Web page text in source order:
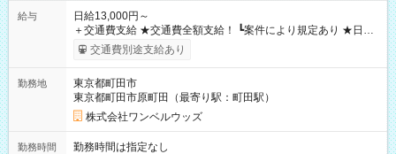
給与
日給13,000円～
＋交通費支給 ★交通費全額支給！ ┗案件により規定あり ★日払
いOK！（規定あり） ┗働いたその日に現金GET♪ お仕事後はコ
ンビニATMから 日払い分を引き落とせます！ 【試用期間】試
交通費別途支給あり
勤務地
東京都町田市
東京都町田市原町田（最寄り駅：町田駅）
株式会社ワンベルウッズ
勤務時間
勤務時間は指定なし